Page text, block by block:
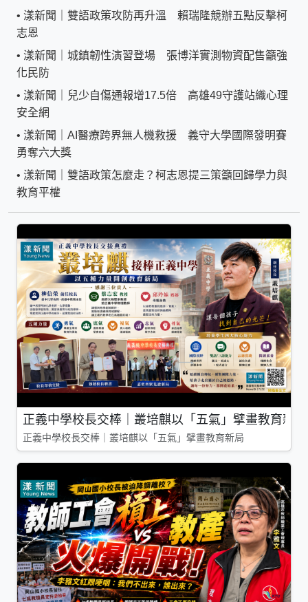
• 漾新聞｜雙語政策攻防再升溫 賴瑞隆競辦五點反擊柯
志恩
• 漾新聞｜城鎮韌性演習登場 張博洋實測物資配售籲強
化民防
• 漾新聞｜兒少自傷通報增17.5倍 高雄49守護站織心理
安全網
• 漾新聞｜AI醫療跨界無人機救援 義守大學國際發明賽
勇奪六大獎
• 漾新聞｜雙語政策怎麼走？柯志恩提三策籲回歸學力與
教育平權
正義中學校長交棒｜叢培麒以「五氣」擘畫教育新局
正義中學校長交棒｜叢培麒以「五氣」擘畫教育新局